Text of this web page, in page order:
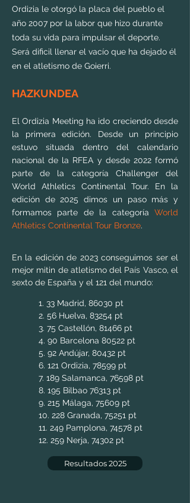
Ordizia le otorgó la placa del pueblo el
año 2007 por la labor que hizo durante
toda su vida para impulsar el deporte.
Será dificil llenar el vacío que ha dejado él
en el atletismo de Goierri.
HAZKUNDEA
El Ordizia Meeting ha ido creciendo desde
la primera edición. Desde un principio
estuvo situada dentro del calendario
nacional de la RFEA y desde 2022 formó
parte de la categoría Challenger del
World Athletics Continental Tour. En la
edición de 2025 dimos un paso más y
formamos parte de la categoría World
Athletics Continental Tour Bronze.
En la edición de 2023 conseguimos ser el
mejor mitin de atletismo del País Vasco, el
sexto de España y el 121 del mundo:
1. 33 Madrid, 86030 pt
2. 56 Huelva, 83254 pt
3. 75 Castellón, 81466 pt
4. 90 Barcelona 80522 pt
5. 92 Andújar, 80432 pt
6. 121 Ordizia, 78599 pt
7. 189 Salamanca, 76598 pt
8. 195 Bilbao 76313 pt
9. 215 Málaga, 75609 pt
10. 228 Granada, 75251 pt
11. 249 Pamplona, 74578 pt
12. 259 Nerja, 74302 pt
Resultados 2025